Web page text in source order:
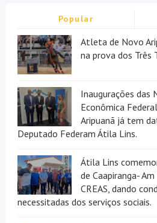
Popular
Atleta de Novo
na prova dos Três
Inaugurações das
Econômica
Aripuanã já tem
Deputado Federam Átila Lins.
Átila Lins
de Caapiranga-
CREAS, dando
necessitadas dos serviços sociais.